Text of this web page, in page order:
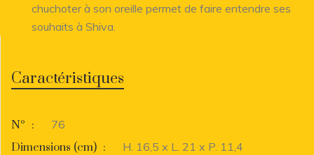
chuchoter à son oreille permet de faire entendre ses
souhaits à Shiva.
Caractéristiques
N° :
76
Dimensions (cm) :
H. 16,5 x L. 21 x P. 11,4